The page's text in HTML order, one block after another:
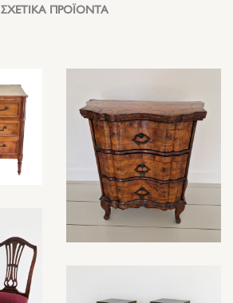
ΣΧΕΤΙΚΑ ΠΡΟΪΟΝΤΑ